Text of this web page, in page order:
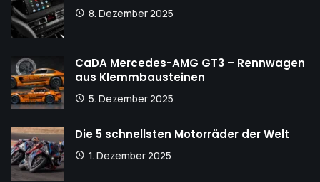
8. Dezember 2025
CaDA Mercedes-AMG GT3 – Rennwagen
aus Klemmbausteinen
5. Dezember 2025
Die 5 schnellsten Motorräder der Welt
1. Dezember 2025